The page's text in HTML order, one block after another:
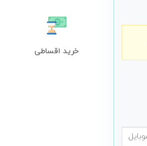
خرید اقساطی